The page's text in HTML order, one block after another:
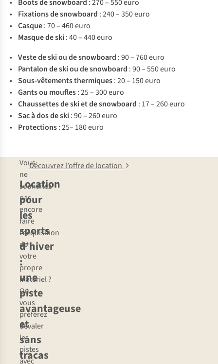
• Boots de snowboard : 270 – 550 euro
• Fixations de snowboard : 240 – 350 euro
• Casque: 70 – 460 euro
• Masque de ski : 40 – 440 euro
• Veste de ski ou de snowboard : 90 – 760 euro
• Pantalon de ski ou de snowboard : 90 – 550 euro
• Sous-vêtements thermiques: 20 – 150 euro
• Gants ou moufles: 25 – 300 euro
• Chaussettes de ski et de snowboard : 17 – 260 euro
• Sac à dos de ski : 90 – 260 euro
• Protections: 25– 180 euro
Location
pour
les
sports
d’hiver
:
une
piste
avantageuse
et
sans
tracas
Vous
ne
souhaitez
pas
encore
faire
l’acquisition
de
votre
propre
matériel ?
Ou
vous
préférez
dévaler
les
pistes
avec
Découvrez l’offre de location